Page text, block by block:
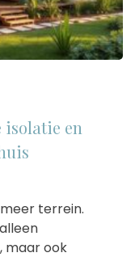
isolatie en
terrein.
maar ook